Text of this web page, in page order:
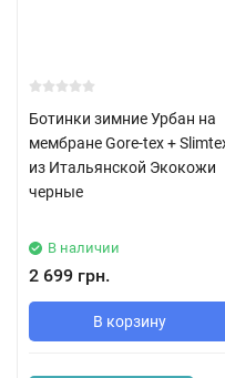
Ботинки зимние Урбан на
мембране Gore-tex +
из Итальянской Экокожи
черные
В наличии
2 699 грн.
В корзину